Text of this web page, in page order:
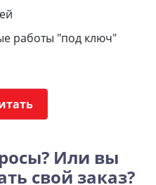
работы "под ключ"
Или вы
свой заказ?